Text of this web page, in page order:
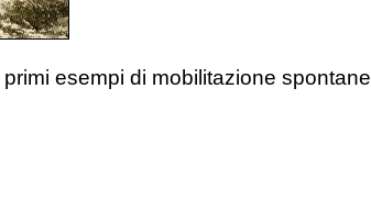
esempi di mobilitazione